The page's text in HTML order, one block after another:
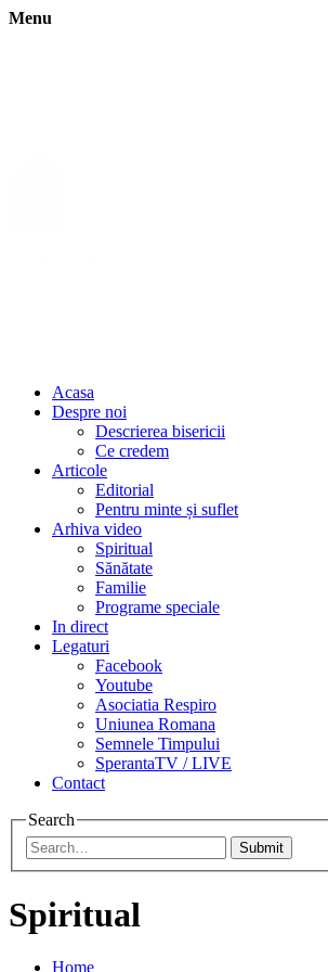
Menu
Acasa
Despre noi
Descrierea bisericii
Ce credem
Articole
Editorial
Pentru minte și suflet
Arhiva video
Spiritual
Sănătate
Familie
Programe speciale
In direct
Legaturi
Facebook
Youtube
Asociatia Respiro
Uniunea Romana
Semnele Timpului
SperantaTV / LIVE
Contact
Search
Submit
Spiritual
Home